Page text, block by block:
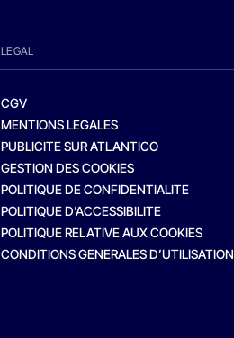
LEGAL
CGV
MENTIONS LEGALES
PUBLICITE SUR ATLANTICO
GESTION DES COOKIES
POLITIQUE DE CONFIDENTIALITE
POLITIQUE D’ACCESSIBILITE
POLITIQUE RELATIVE AUX COOKIES
CONDITIONS GENERALES D’UTILISATION